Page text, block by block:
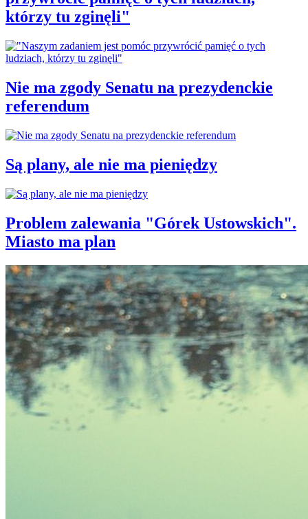
którzy tu zginęli"
Nie ma zgody Senatu na prezydenckie
referendum
Są plany, ale nie ma pieniędzy
Problem zalewania "Górek Ustowskich".
Miasto ma plan